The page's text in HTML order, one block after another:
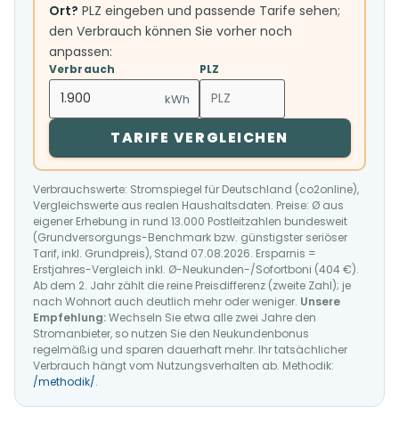
Ort? PLZ eingeben und passende Tarife sehen;
den Verbrauch können Sie vorher noch
anpassen:
Verbrauch
kWh
PLZ
TARIFE VERGLEICHEN
Verbrauchswerte: Stromspiegel für Deutschland (co2online),
Vergleichswerte aus realen Haushaltsdaten. Preise: Ø aus
eigener Erhebung in rund 13.000 Postleitzahlen bundesweit
(Grundversorgungs-Benchmark bzw. günstigster seriöser
Tarif, inkl. Grundpreis), Stand 07.08.2026. Ersparnis =
Erstjahres-Vergleich inkl. Ø-Neukunden-/Sofortboni (404 €).
Ab dem 2. Jahr zählt die reine Preisdifferenz (zweite Zahl); je
nach Wohnort auch deutlich mehr oder weniger. Unsere
Empfehlung:Wechseln Sie etwa alle zwei Jahre den
Stromanbieter, so nutzen Sie den Neukundenbonus
regelmäßig und sparen dauerhaft mehr. Ihr tatsächlicher
Verbrauch hängt vom Nutzungsverhalten ab. Methodik:
/methodik/.